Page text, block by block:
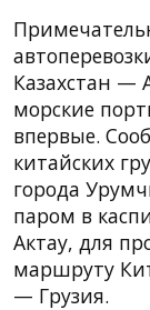
Казахстан —
морские
впервые.
китайских
города
паром в
Актау, для
маршруту
— Грузия.